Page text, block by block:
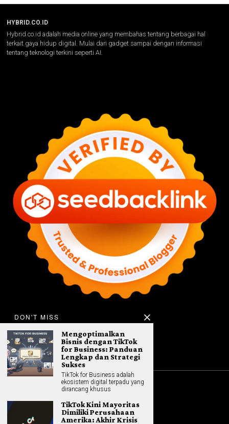
HYBRID.CO.ID
Hybrid.co.id adalah media online yang membahas tentang berbagai hal
terkait gaya hidup digital. Mulai dari gadget sampai dengan informasi
tentang teknologi terkini seperti AI.
DON'T MISS
Mengoptimalkan
Bisnis dengan TikTok
for Business: Panduan
Lengkap dan Strategi
Sukses
TikTok for Business adalah
ekosistem digital terpadu yang
dirancang khusus
TikTok Kini Mayoritas
Dimiliki Perusahaan
Amerika: Akhir Krisis